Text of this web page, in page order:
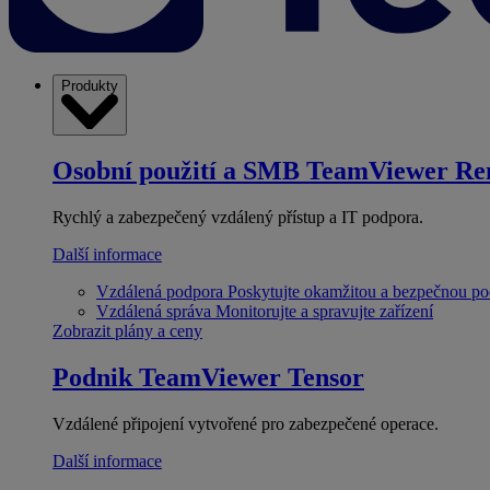
Produkty
Osobní použití a SMB TeamViewer
Rychlý a zabezpečený vzdálený přístup a IT podpora.
Další informace
Vzdálená podpora Poskytujte okamžitou a bezpečnou
Vzdálená správa Monitorujte a spravujte zařízení
Zobrazit plány a ceny
Podnik TeamViewer Tensor
Vzdálené připojení vytvořené pro zabezpečené operace.
Další informace